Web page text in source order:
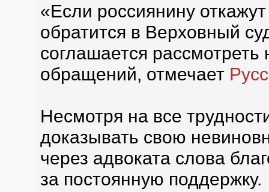
«Если россиянину
обратится в Верховный
соглашается
обращений, отмечает
Несмотря на все
доказывать свою
через адвоката слова
за постоянную поддержку.